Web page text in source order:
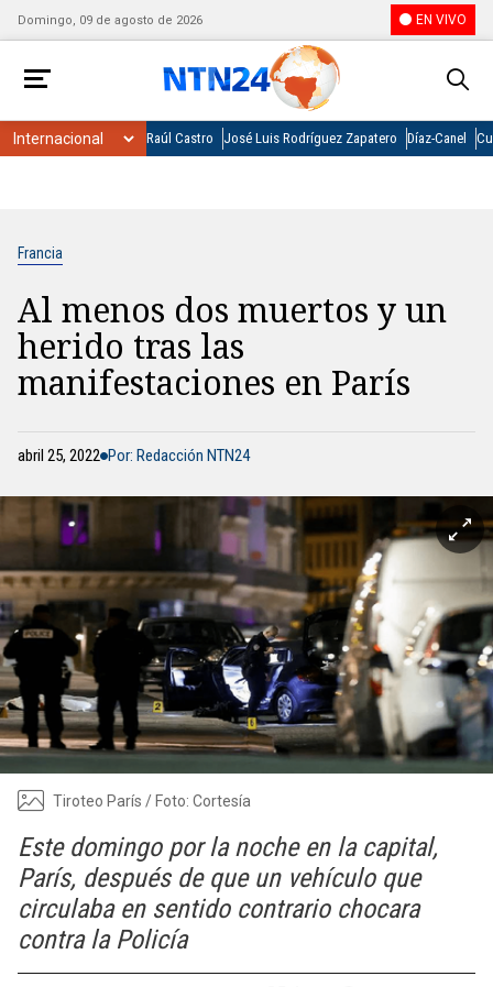
Domingo, 09 de agosto de 2026 EN VIVO
Raúl Castro José Luis Rodríguez Zapatero Díaz-Canel
Francia
Al menos dos muertos y un
herido tras las
manifestaciones en París
abril 25, 2022 Por: Redacción NTN24
Tiroteo París / Foto: Cortesía
Este domingo por la noche en la capital,
París, después de que un vehículo que
circulaba en sentido contrario chocara
contra la Policía